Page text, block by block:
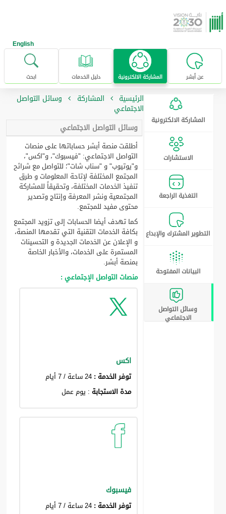
تخطى للإنتقال إلى المحتوى الرئيسي
English
عن أبشر المشاركة الالكترونية دليل الخدمات ابحث
المشاركة الالكترونية
الاستشارات
التغذية الراجعة
التطوير المشترك والإبداع
البيانات المفتوحة
وسائل التواصل
الاجتماعي
الرئيسية المشاركة وسائل التواصل
الاجتماعي
وسائل التواصل الاجتماعي
أطلقت منصة أبشر حساباتها على منصات
التواصل الاجتماعي: "فيسبوك"، و"اكس"،
و"يوتيوب" و "سناب شات"؛ للتواصل مع شرائح
المجتمع المختلفة لإتاحة المعلومات و طرق
تنفيذ الخدمات المختلفة، وتحقيقاً للمشاركة
المجتمعية ونشر المعرفة وإنتاج وتصدير
محتوى مفيد للمجتمع.
كما تهدف أيضا الحسابات إلى تزويد المجتمع
بكافة الخدمات التقنية التي تقدمها المنصة،
و الإعلان عن الخدمات الجديدة و التحسينات
المستمرة على الخدمات، والأخبار الخاصة
بمنصة أبشر.
منصات التواصل الإجتماعي :
اكس
توفر الخدمة : 24 ساعة / 7 أيام
مدة الاستجابة : يوم عمل
فيسبوك
توفر الخدمة : 24 ساعة / 7 أيام